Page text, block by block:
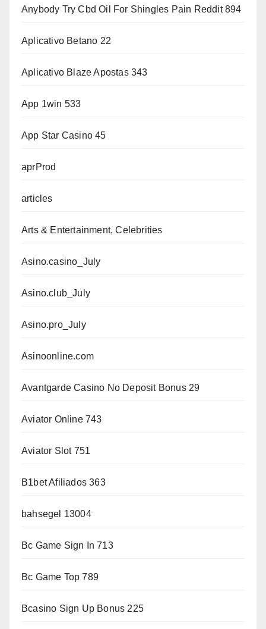
Anybody Try Cbd Oil For Shingles Pain Reddit 894
Aplicativo Betano 22
Aplicativo Blaze Apostas 343
App 1win 533
App Star Casino 45
aprProd
articles
Arts & Entertainment, Celebrities
Asino.casino_July
Asino.club_July
Asino.pro_July
Asinoonline.com
Avantgarde Casino No Deposit Bonus 29
Aviator Online 743
Aviator Slot 751
B1bet Afiliados 363
bahsegel 13004
Bc Game Sign In 713
Bc Game Top 789
Bcasino Sign Up Bonus 225